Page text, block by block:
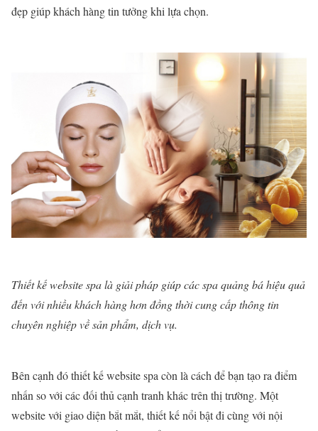
đẹp giúp khách hàng tin tưởng khi lựa chọn.
Thiết kế website spa là giải pháp giúp các spa quảng bá hiệu quả
đến với nhiều khách hàng hơn đồng thời cung cấp thông tin
chuyên nghiệp về sản phẩm, dịch vụ.
Bên cạnh đó thiết kế website spa còn là cách để bạn tạo ra điểm
nhấn so với các đối thủ cạnh tranh khác trên thị trường. Một
website với giao diện bắt mắt, thiết kế nổi bật đi cùng với nội